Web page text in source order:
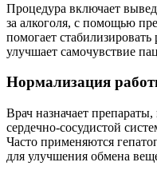
Процедура включает
за алкоголя, с помощью
помогает
улучшает самочувствие
Нормализация
Врач назначает
сердечно-сосудистой
Часто применяются
для улучшения обмена